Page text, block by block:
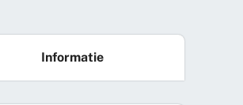
Informatie